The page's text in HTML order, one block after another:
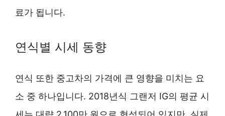
료가 됩니다.
연식별 시세 동향
연식 또한 중고차의 가격에 큰 영향을 미치는 요
소 중 하나입니다. 2018년식 그랜저 IG의 평균 시